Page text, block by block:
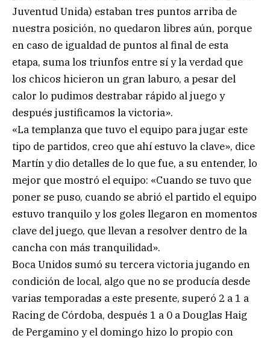
Juventud Unida) estaban tres puntos arriba de
nuestra posición, no quedaron libres aún, porque
en caso de igualdad de puntos al final de esta
etapa, suma los triunfos entre sí y la verdad que
los chicos hicieron un gran laburo, a pesar del
calor lo pudimos destrabar rápido al juego y
después justificamos la victoria».
«La templanza que tuvo el equipo para jugar este
tipo de partidos, creo que ahí estuvo la clave», dice
Martín y dio detalles de lo que fue, a su entender, lo
mejor que mostró el equipo: «Cuando se tuvo que
poner se puso, cuando se abrió el partido el equipo
estuvo tranquilo y los goles llegaron en momentos
clave del juego, que llevan a resolver dentro de la
cancha con más tranquilidad».
Boca Unidos sumó su tercera victoria jugando en
condición de local, algo que no se producía desde
varias temporadas a este presente, superó 2 a 1 a
Racing de Córdoba, después 1 a 0 a Douglas Haig
de Pergamino y el domingo hizo lo propio con